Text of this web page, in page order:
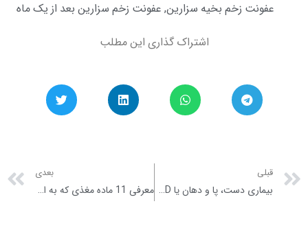
عفونت زخم بخیه سزارین,عفونت زخم سزارین بعد از یک ماه
اشتراک گذاری این مطلب
قبلی
بیماری دست، پا و دهان یا HFMD در نوزادان و کودکان ؛ علل، علائم و درمان های خانگی
بعدی
معرفی 11 ماده مغذی که به افزایش قد کودک کمک می کند